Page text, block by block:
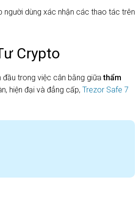
người dùng xác nhận các thao tác trên
Crypto
đầu trong việc cân bằng giữathẩm
hiện đại và đẳng cấp, Trezor Safe 7